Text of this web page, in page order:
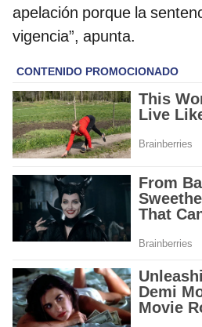
apelación porque la
vigencia”, apunta.